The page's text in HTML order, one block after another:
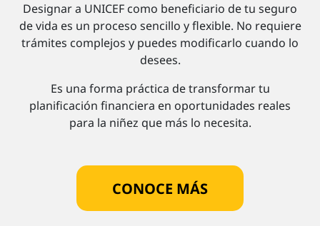
Designar a UNICEF como beneficiario de tu seguro
de vida es un proceso sencillo y flexible. No requiere
trámites complejos y puedes modificarlo cuando lo
desees.
Es una forma práctica de transformar tu
planificación financiera en oportunidades reales
para la niñez que más lo necesita.
CONOCE MÁS